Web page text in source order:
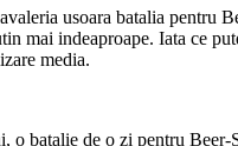
usoara batalia pentru
mai indeaproape. Iata ce
media.
o batalie de o zi pentru Beer-